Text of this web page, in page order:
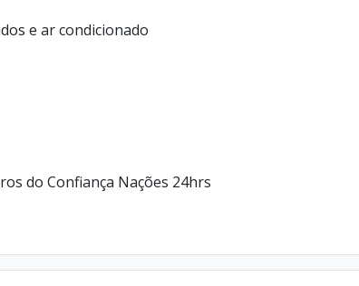
e ar condicionado
do Confiança Nações 24hrs